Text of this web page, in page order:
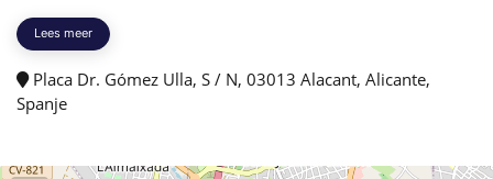
Lees meer
Placa Dr. Gómez Ulla, S / N, 03013 Alacant, Alicante,
Spanje